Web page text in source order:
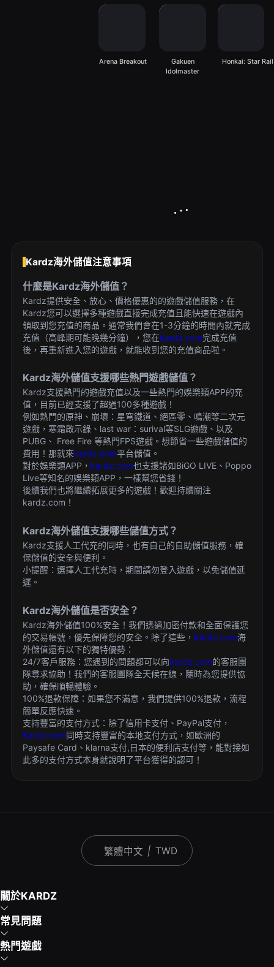
Arena Breakout
Gakuen
Idolmaster
Honkai: Star Rail
Kardz海外儲值注意事項
什麼是Kardz海外儲值？
Kardz提供安全、放心、價格優惠的的遊戲儲值服務，在
Kardz您可以選擇多種遊戲直接完成充值且能快速在遊戲內
領取到您充值的商品。通常我們會在1-3分鐘的時間內就完成
充值（高峰期可能晚幾分鐘），您在kardz.com完成充值
後，再重新進入您的遊戲，就能收到您的充值商品啦。
Kardz海外儲值支援哪些熱門遊戲儲值？
Kardz支援熱門的遊戲充值以及一些熱門的娛樂類APP的充
值，目前已經支援了超過100多種遊戲！
例如熱門的原神、崩壞：星穹鐵道、絕區零、鳴潮等二次元
遊戲，寒霜啟示錄、last war：surival等SLG遊戲、以及
PUBG、 Free Fire 等熱門FPS遊戲。想節省一些遊戲儲值的
費用！那就來kardz.com平台儲值。
對於娛樂類APP， kardz.com也支援諸如BiGO LIVE、Poppo
Live等知名的娛樂類APP，一樣幫您省錢！
後續我們也將繼續拓展更多的遊戲！歡迎持續關注
kardz.com！
Kardz海外儲值支援哪些儲值方式？
Kardz支援人工代充的同時，也有自己的自助儲值服務，確
保儲值的安全與便利。
小提醒：選擇人工代充時，期間請勿登入遊戲，以免儲值延
遲。
Kardz海外儲值是否安全？
Kardz海外儲值100%安全！我們透過加密付款和全面保護您
的交易帳號，優先保障您的安全。除了這些， Kardz.com海
外儲值還有以下的獨特優勢：
24/7客戶服務：您遇到的問題都可以向kardz.com的客服團
隊尋求協助！我們的客服團隊全天候在線，隨時為您提供協
助，確保順暢體驗。
100%退款保障：如果您不滿意，我們提供100%退款，流程
簡單反應快速。
支持豐富的支付方式：除了信用卡支付、PayPal支付，
Kardz.com同時支持豐富的本地支付方式，如歐洲的
Paysafe Card、klarna支付,日本的便利店支付等，能對接如
此多的支付方式本身就說明了平台獲得的認可！
繁體中文 | TWD
關於KARDZ
常見問題
熱門遊戲